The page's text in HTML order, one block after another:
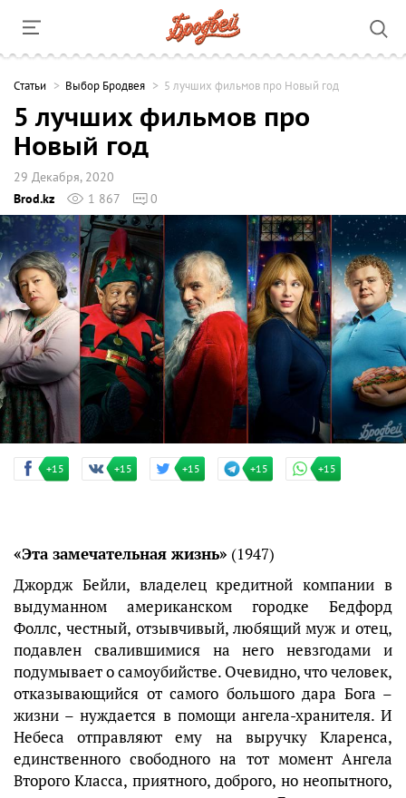
Cтатьи Выбор Бродвея 5 лучших фильмов про Новый год
5 лучших фильмов про
Новый год
29 Декабря, 2020
Brod.kz
1 867 0
+15 +15 +15 +15 +15
«Эта замечательная жизнь» (1947)
Джордж Бейли, владелец кредитной компании в
выдуманном американском городке Бедфорд
Фоллс, честный, отзывчивый, любящий муж и отец,
подавлен свалившимися на него невзгодами и
подумывает о самоубийстве. Очевидно, что человек,
отказывающийся от самого большого дара Бога –
жизни – нуждается в помощи ангела-хранителя. И
Небеса отправляют ему на выручку Кларенса,
единственного свободного на тот момент Ангела
Второго Класса, приятного, доброго, но неопытного,